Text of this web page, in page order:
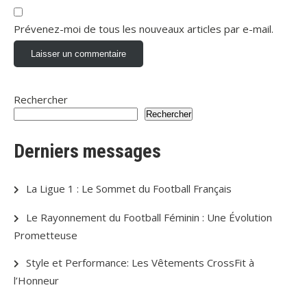
Prévenez-moi de tous les nouveaux articles par e-mail.
Rechercher
Rechercher
Derniers messages
La Ligue 1 : Le Sommet du Football Français
Le Rayonnement du Football Féminin : Une Évolution
Prometteuse
Style et Performance: Les Vêtements CrossFit à
l’Honneur